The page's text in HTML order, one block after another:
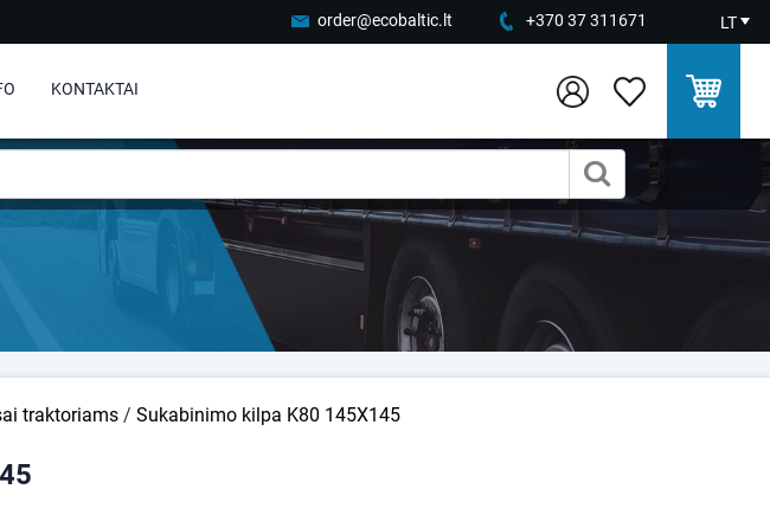
order@ecobaltic.lt +370 37 311671 LT
KONTAKTAI
traktoriams / Sukabinimo kilpa K80 145X145